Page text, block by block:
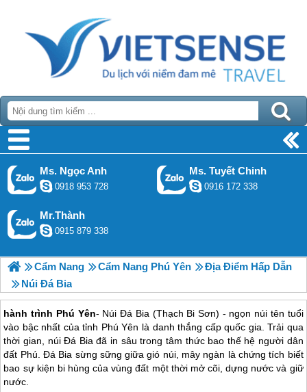
Ms. Ngọc Anh
0918 953 728
Ms. Tuyết Chinh
0916 172 338
Mr.Thành
0915 879 338
Cẩm Nang Cẩm Nang Phú Yên
Địa Điểm Hấp Dẫn
Núi Đá Bia
hành trình Phú Yên- Núi Đá Bia (Thạch Bi Sơn) - ngọn núi tên tuổi
vào bậc nhất của tỉnh Phú Yên là danh thắng cấp quốc gia. Trải qua
thời gian, núi Đá Bia đã in sâu trong tâm thức bao thế hệ người dân
đất Phú. Đá Bia sừng sững giữa gió núi, mây ngàn là chứng tích biết
bao sự kiện bi hùng của vùng đất một thời mở cõi, dựng nước và giữ
nước.